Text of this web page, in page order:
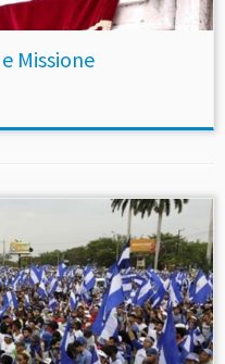
Missione